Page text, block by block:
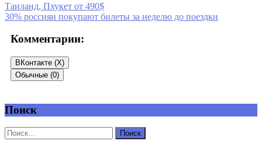
Таиланд, Пхукет от 490$
30% россиян покупают билеты за неделю до поездки
Комментарии:
ВКонтакте (X)
Обычные (0)
Добавить комментарий
Ваш адрес email не будет опубликован.
Поиск